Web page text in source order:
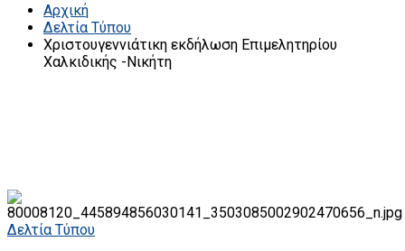
Αρχική
Δελτία Τύπου
Χριστουγεννιάτικη εκδήλωση Επιμελητηρίου
Χαλκιδικής -Νικήτη
Δελτία Τύπου